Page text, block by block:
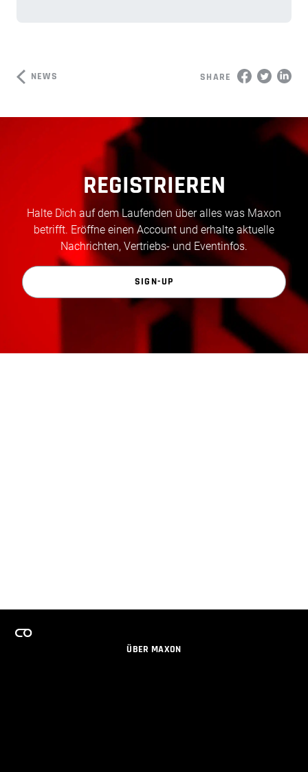
NEWS SHARE
REGISTRIEREN
Halte Dich auf dem Laufenden über alles was Maxon
betrifft. Eröffne einen Account und erhalte aktuelle
Nachrichten, Vertriebs- und Eventinfos.
SIGN-UP
ÜBER MAXON